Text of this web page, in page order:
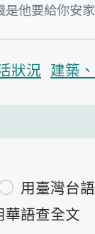
是他要給你安
狀況 建築
用臺灣台
華語查全文